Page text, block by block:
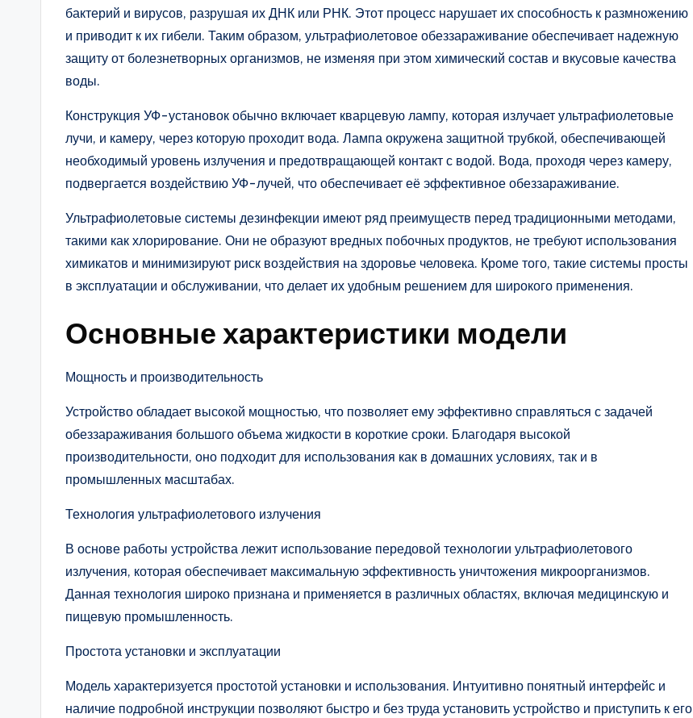
бактерий и вирусов, разрушая их ДНК или РНК. Этот процесс нарушает их способность к размножению
и приводит к их гибели. Таким образом, ультрафиолетовое обеззараживание обеспечивает надежную
защиту от болезнетворных организмов, не изменяя при этом химический состав и вкусовые качества
воды.
Конструкция УФ-установок обычно включает кварцевую лампу, которая излучает ультрафиолетовые
лучи, и камеру, через которую проходит вода. Лампа окружена защитной трубкой, обеспечивающей
необходимый уровень излучения и предотвращающей контакт с водой. Вода, проходя через камеру,
подвергается воздействию УФ-лучей, что обеспечивает её эффективное обеззараживание.
Ультрафиолетовые системы дезинфекции имеют ряд преимуществ перед традиционными методами,
такими как хлорирование. Они не образуют вредных побочных продуктов, не требуют использования
химикатов и минимизируют риск воздействия на здоровье человека. Кроме того, такие системы просты
в эксплуатации и обслуживании, что делает их удобным решением для широкого применения.
Основные характеристики модели
Мощность и производительность
Устройство обладает высокой мощностью, что позволяет ему эффективно справляться с задачей
обеззараживания большого объема жидкости в короткие сроки. Благодаря высокой
производительности, оно подходит для использования как в домашних условиях, так и в
промышленных масштабах.
Технология ультрафиолетового излучения
В основе работы устройства лежит использование передовой технологии ультрафиолетового
излучения, которая обеспечивает максимальную эффективность уничтожения микроорганизмов.
Данная технология широко признана и применяется в различных областях, включая медицинскую и
пищевую промышленность.
Простота установки и эксплуатации
Модель характеризуется простотой установки и использования. Интуитивно понятный интерфейс и
наличие подробной инструкции позволяют быстро и без труда установить устройство и приступить к его